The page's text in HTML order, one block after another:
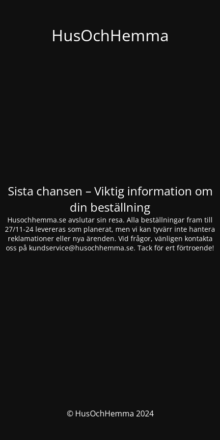
HusOchHemma
Sista chansen – Viktig information om
din beställning
Husochhemma.se avslutar sin resa. Alla beställningar fram till
27/11-24 levereras som planerat, men vi kan tyvärr inte hantera
reklamationer eller nya ärenden. Vid frågor, vänligen kontakta
oss på kundservice@husochhemma.se. Tack för ert förtroende!
© HusOchHemma 2024